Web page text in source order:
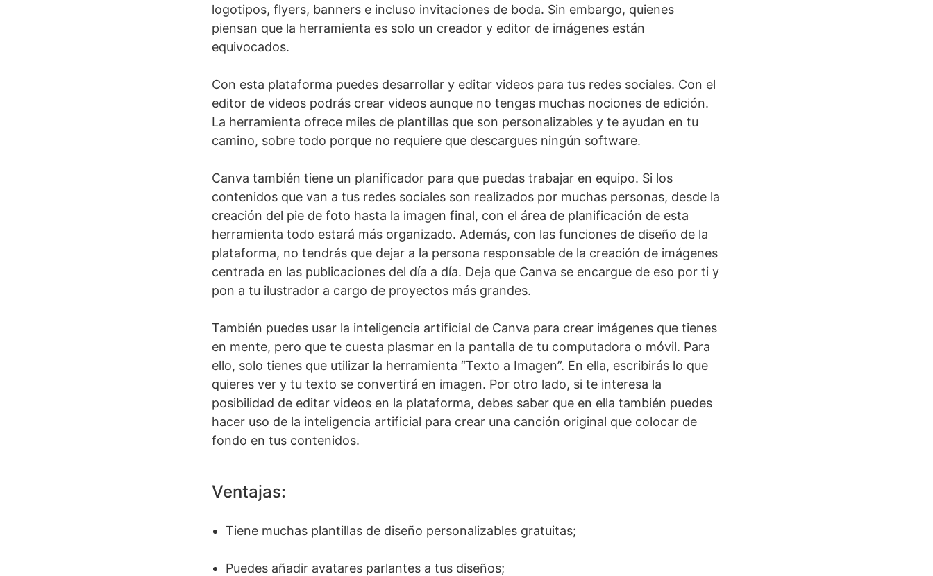
logotipos, flyers, banners e incluso invitaciones de boda. Sin embargo, quienes
piensan que la herramienta es solo un creador y editor de imágenes están
equivocados.
Con esta plataforma puedes desarrollar y editar videos para tus redes sociales. Con el
editor de videos podrás crear videos aunque no tengas muchas nociones de edición.
La herramienta ofrece miles de plantillas que son personalizables y te ayudan en tu
camino, sobre todo porque no requiere que descargues ningún software.
Canva también tiene un planificador para que puedas trabajar en equipo. Si los
contenidos que van a tus redes sociales son realizados por muchas personas, desde la
creación del pie de foto hasta la imagen final, con el área de planificación de esta
herramienta todo estará más organizado. Además, con las funciones de diseño de la
plataforma, no tendrás que dejar a la persona responsable de la creación de imágenes
centrada en las publicaciones del día a día. Deja que Canva se encargue de eso por ti y
pon a tu ilustrador a cargo de proyectos más grandes.
También puedes usar la inteligencia artificial de Canva para crear imágenes que tienes
en mente, pero que te cuesta plasmar en la pantalla de tu computadora o móvil. Para
ello, solo tienes que utilizar la herramienta “Texto a Imagen”. En ella, escribirás lo que
quieres ver y tu texto se convertirá en imagen. Por otro lado, si te interesa la
posibilidad de editar videos en la plataforma, debes saber que en ella también puedes
hacer uso de la inteligencia artificial para crear una canción original que colocar de
fondo en tus contenidos.
Ventajas:
Tiene muchas plantillas de diseño personalizables gratuitas;
Puedes añadir avatares parlantes a tus diseños;